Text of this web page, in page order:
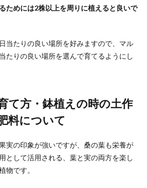
カレーやにんにく料理をタッパーに入れた場合、
シャツにアイロンをかけたけれど、シワだらけに
なったり上手くかけられないという事もあります
ね。 ...
グルーガンの使い方とコツを確認して
ためには2株以上を周りに植えると良いで
当たりの良い場所を好みますので、マル
たりの良い場所を選んで育てるようにし
て方・鉢植えの時の土作
料について
実の印象が強いですが、桑の葉も栄養が
として活用される、葉と実の両方を楽し
物です。